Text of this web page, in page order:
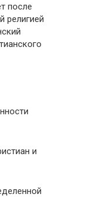
после
религией
и